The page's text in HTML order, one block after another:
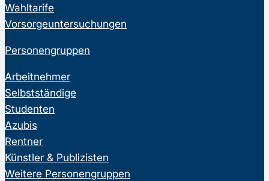
Wahltarife
Vorsorgeuntersuchungen
Personengruppen
Arbeitnehmer
Selbstständige
Studenten
Azubis
Rentner
Künstler & Publizisten
Weitere Personengruppen